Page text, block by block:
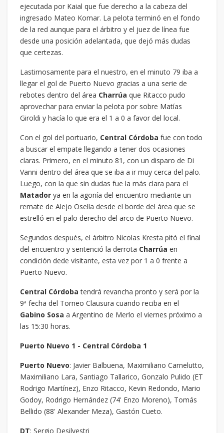
ejecutada por Kaial que fue derecho a la cabeza del
ingresado Mateo Komar. La pelota terminó en el fondo
de la red aunque para el árbitro y el juez de línea fue
desde una posición adelantada, que dejó más dudas
que certezas.
Lastimosamente para el nuestro, en el minuto 79 iba a
llegar el gol de Puerto Nuevo gracias a una serie de
rebotes dentro del área Charrúa que Ritacco pudo
aprovechar para enviar la pelota por sobre Matías
Giroldi y hacía lo que era el 1 a 0 a favor del local.
Con el gol del portuario, Central Córdoba fue con todo
a buscar el empate llegando a tener dos ocasiones
claras. Primero, en el minuto 81, con un disparo de Di
Vanni dentro del área que se iba a ir muy cerca del palo.
Luego, con la que sin dudas fue la más clara para el
Matador ya en la agonía del encuentro mediante un
remate de Alejo Osella desde el borde del área que se
estrelló en el palo derecho del arco de Puerto Nuevo.
Segundos después, el árbitro Nicolas Kresta pitó el final
del encuentro y sentenció la derrota Charrúa en
condición dede visitante, esta vez por 1 a 0 frente a
Puerto Nuevo.
Central Córdobatendrá revancha pronto y será por la
9ª fecha del Torneo Clausura cuando reciba en el
Gabino Sosa a Argentino de Merlo el viernes próximo a
las 15:30 horas.
Puerto Nuevo 1 - Central Córdoba 1
Puerto Nuevo: Javier Balbuena, Maximiliano Carnelutto,
Maximiliano Lara, Santiago Tallarico, Gonzalo Pulido (ET
Rodrigo Martínez), Enzo Ritacco, Kevin Redondo, Mario
Godoy, Rodrigo Hernández (74' Enzo Moreno), Tomás
Bellido (88' Alexander Meza), Gastón Cueto.
DT: Sergio Desilvestri